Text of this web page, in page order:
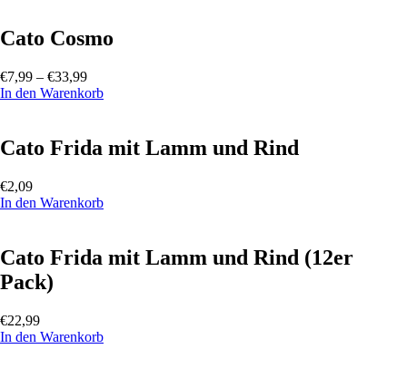
Cato Cosmo
€7,99 – €33,99
In den Warenkorb
Cato Frida mit Lamm und Rind
€2,09
In den Warenkorb
Cato Frida mit Lamm und Rind (12er
Pack)
€22,99
In den Warenkorb